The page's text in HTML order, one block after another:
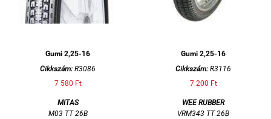
Gumi 2,25-16
Cikkszám: R3086
7 580 Ft
MITAS
M03 TT 26B
Gumi 2,25-16
Cikkszám: R3116
7 200 Ft
WEE RUBBER
VRM343 TT 26B